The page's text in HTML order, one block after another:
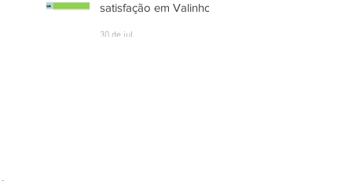
satisfação em Valinhos
30 de jul.